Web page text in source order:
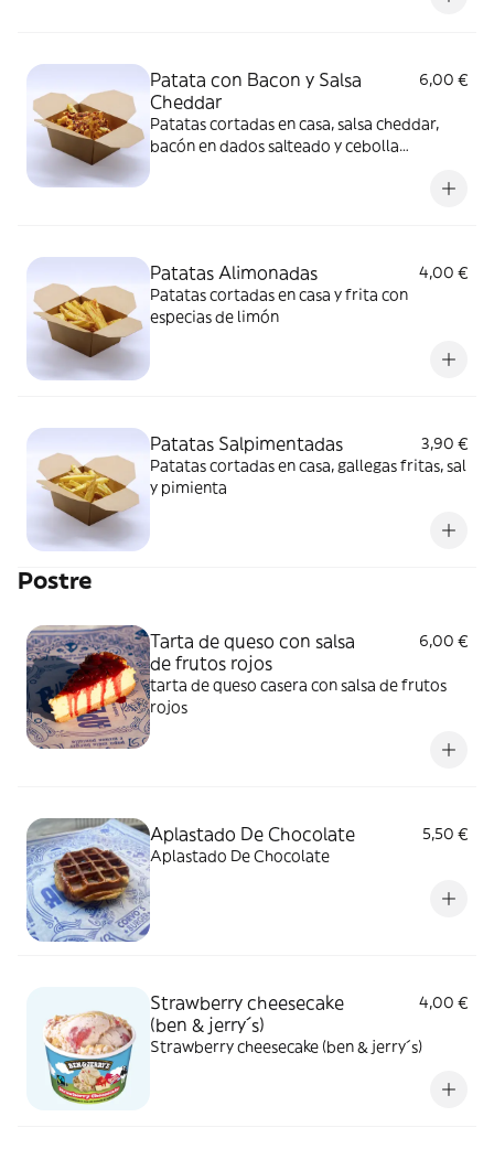
Patata con Bacon y Salsa
Cheddar
6,00 €
Patatas cortadas en casa, salsa cheddar,
bacón en dados salteado y cebolla
Patatas Alimonadas
4,00 €
Patatas cortadas en casa y frita con
especias de limón
Patatas Salpimentadas
3,90 €
Patatas cortadas en casa, gallegas fritas, sal
y pimienta
Postre
Tarta de queso con salsa
de frutos rojos
6,00 €
tarta de queso casera con salsa de frutos
rojos
Aplastado De Chocolate
5,50 €
Aplastado De Chocolate
Strawberry cheesecake
(ben & jerry´s)
4,00 €
Strawberry cheesecake (ben & jerry´s)